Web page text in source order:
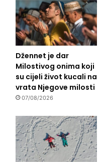
Džennet je dar
Milostivog onima koji
su cijeli život kucali na
vrata Njegove milosti
07/08/2026